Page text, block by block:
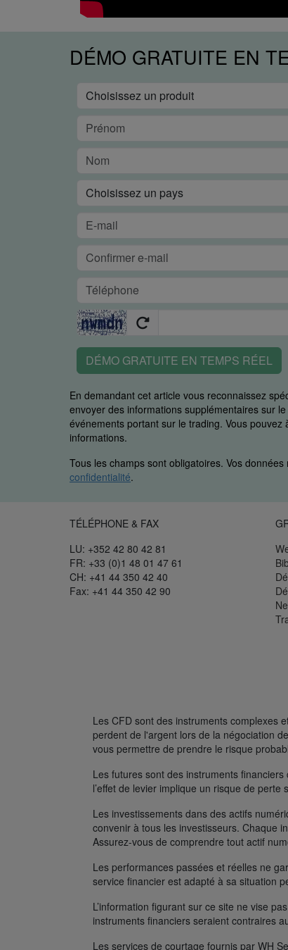
DÉMO GRATUITE EN
DÉMO GRATUITE EN TEMPS RÉEL
En demandant cet article vous reconnaissez
envoyer des informations supplémentaires sur
événements portant sur le trading. Vous
informations.
Tous les champs sont obligatoires. Vos
confidentialité.
TÉLÉPHONE & FAX
LU: +352 42 80 42 81
FR: +33 (0)1 48 01 47 61
CH: +41 44 350 42 40
Fax: +41 44 350 42 90
Les CFD sont des instruments complexes
perdent de l'argent lors de la négociation
vous permettre de prendre le risque
Les futures sont des instruments financiers
l’effet de levier implique un risque de
Les investissements dans des actifs
convenir à tous les investisseurs. Chaque
Assurez-vous de comprendre tout actif
Les performances passées et réelles ne
service financier est adapté à sa situation
L’information figurant sur ce site ne vise
instruments financiers seraient contraires
Les services de courtage fournis par WH